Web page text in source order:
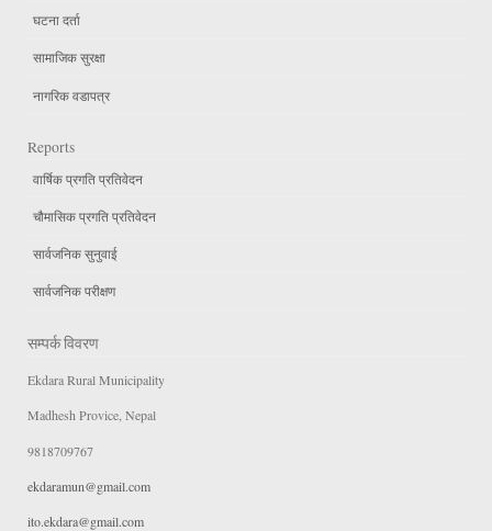
घटना दर्ता
सामाजिक सुरक्षा
नागरिक वडापत्र
Reports
वार्षिक प्रगति प्रतिवेदन
चौमासिक प्रगति प्रतिवेदन
सार्वजनिक सुनुवाई
सार्वजनिक परीक्षण
सम्पर्क विवरण
Ekdara Rural Municipality
Madhesh Provice, Nepal
9818709767
ekdaramun@gmail.com
ito.ekdara@gmail.com